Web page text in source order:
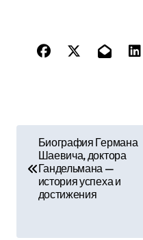
Биография Германа
Шаевича, доктора
Гандельмана —
история успеха и
достижения